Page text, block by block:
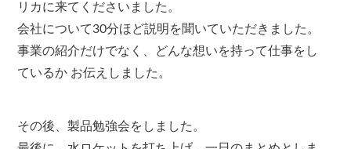
リカに来てくださいました。
会社について30分ほど説明を聞いていただきました。
事業の紹介だけでなく、どんな想いを持って仕事をし
ているか お伝えしました。
その後、製品勉強会をしました。